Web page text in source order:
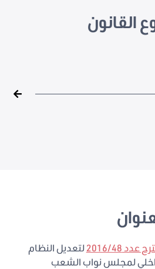
القانون
عدد 2016/48
لتعديل النظام
لمجلس نواب الشعب